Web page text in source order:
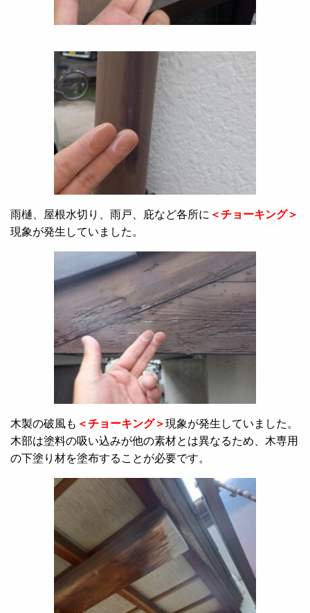
雨樋、屋根水切り、雨戸、庇など各所に ＜チョーキング＞
現象が発生していました。
木製の破風も ＜チョーキング＞現象が発生していました。
木部は塗料の吸い込みが他の素材とは異なるため、木専用
の下塗り材を塗布することが必要です。